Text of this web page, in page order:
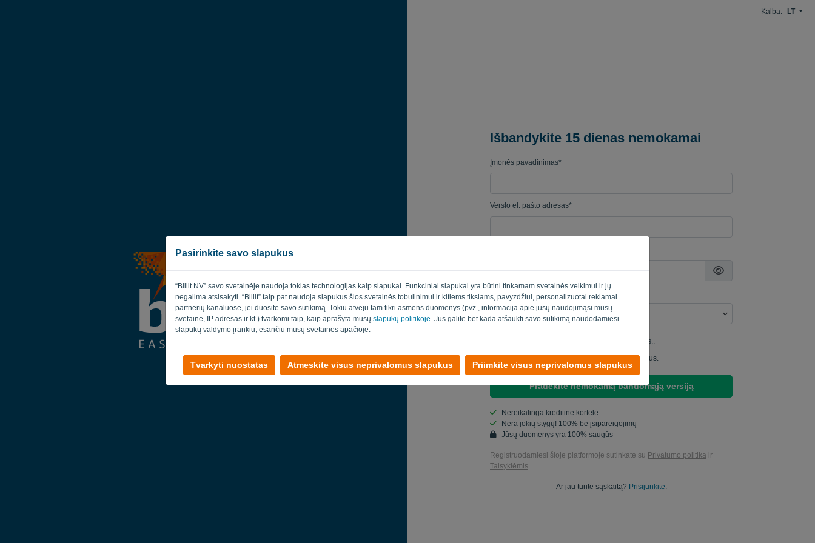
Pasirinkite savo slapukus
“Billit NV” savo svetainėje naudoja tokias technologijas kaip slapukai. Funkciniai slapukai yra būtini tinkamam svetainės veikimui ir jų
negalima atsisakyti. “Billit” taip pat naudoja slapukus šios svetainės tobulinimui ir kitiems tikslams, pavyzdžiui, personalizuotai reklamai
partnerių kanaluose, jei duosite savo sutikimą. Tokiu atveju tam tikri asmens duomenys (pvz., informacija apie jūsų naudojimąsi mūsų
svetaine, IP adresas ir kt.) tvarkomi taip, kaip aprašyta mūsų slapukų politikoje . Jūs galite bet kada atšaukti savo sutikimą naudodamiesi
slapukų valdymo įrankiu, esančiu mūsų svetainės apačioje.
Tvarkyti nuostatas Atmeskite visus neprivalomus slapukus Priimkite visus neprivalomus slapukus
Kalba: LT
Išbandykite 15 dienas nemokamai
Įmonės pavadinimas*
Verslo el. pašto adresas*
Taip, aš galiu studijuoti mano produktų datas..
Taip, galite siųsti man rinkodaros atnaujinimus.
Pradėkite nemokamą bandomąją versiją
Nereikalinga kreditinė kortelė
Nėra jokių stygų! 100% be įsipareigojimų
Jūsų duomenys yra 100% saugūs
Registruodamiesi šioje platformoje sutinkate su Privatumo politika ir
Taisyklėmis.
Ar jau turite sąskaitą? Prisijunkite.